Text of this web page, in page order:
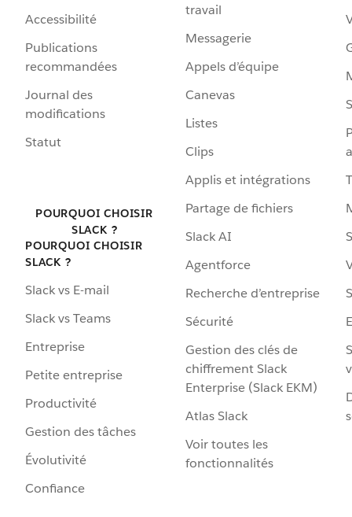
Accessibilité
Publications
recommandées
Journal des
modifications
Statut
POURQUOI CHOISIR
SLACK ?
POURQUOI CHOISIR
SLACK ?
Slack vs E-mail
Slack vs Teams
Entreprise
Petite entreprise
Productivité
Gestion des tâches
Évolutivité
Confiance
travail
Messagerie
Appels d’équipe
Canevas
Listes
Clips
Applis et intégrations
Partage de fichiers
Slack AI
Agentforce
Recherche d’entreprise
Sécurité
Gestion des clés de
chiffrement Slack
Enterprise (Slack EKM)
Atlas Slack
Voir toutes les
fonctionnalités